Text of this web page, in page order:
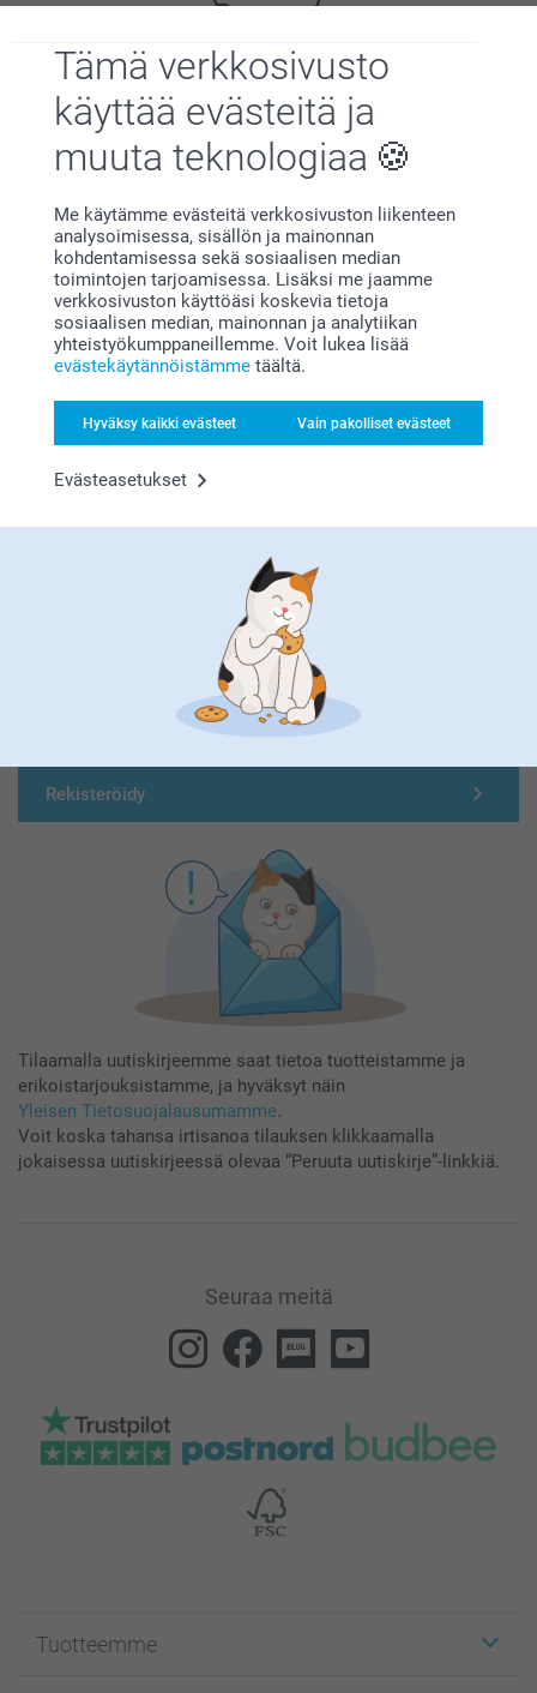
Tämä verkkosivusto
käyttää evästeitä ja
muuta teknologiaa
Me käytämme evästeitä verkkosivuston liikenteen
analysoimisessa, sisällön ja mainonnan
kohdentamisessa sekä sosiaalisen median
toimintojen tarjoamisessa. Lisäksi me jaamme
verkkosivuston käyttöäsi koskevia tietoja
sosiaalisen median, mainonnan ja analytiikan
yhteistyökumppaneillemme. Voit lukea lisää
evästekäytännöistämme täältä.
Hyväksy kaikki evästeet Vain pakolliset evästeet
Evästeasetukset
Bonusta kaikista tilauksista
Etsitkö inspiraatiota?
Olemme täällä sinun vuoksesi
Tilaa uutiskirje
Kirjoita sähköpostiosoitteesi tähän
Rekisteröidy
Tilaamalla uutiskirjeemme saat tietoa tuotteistamme ja
erikoistarjouksistamme, ja hyväksyt näin
Yleisen Tietosuojalausumamme.
Voit koska tahansa irtisanoa tilauksen klikkaamalla
jokaisessa uutiskirjeessä olevaa “Peruuta uutiskirje”-linkkiä.
Seuraa meitä
Tuotteemme